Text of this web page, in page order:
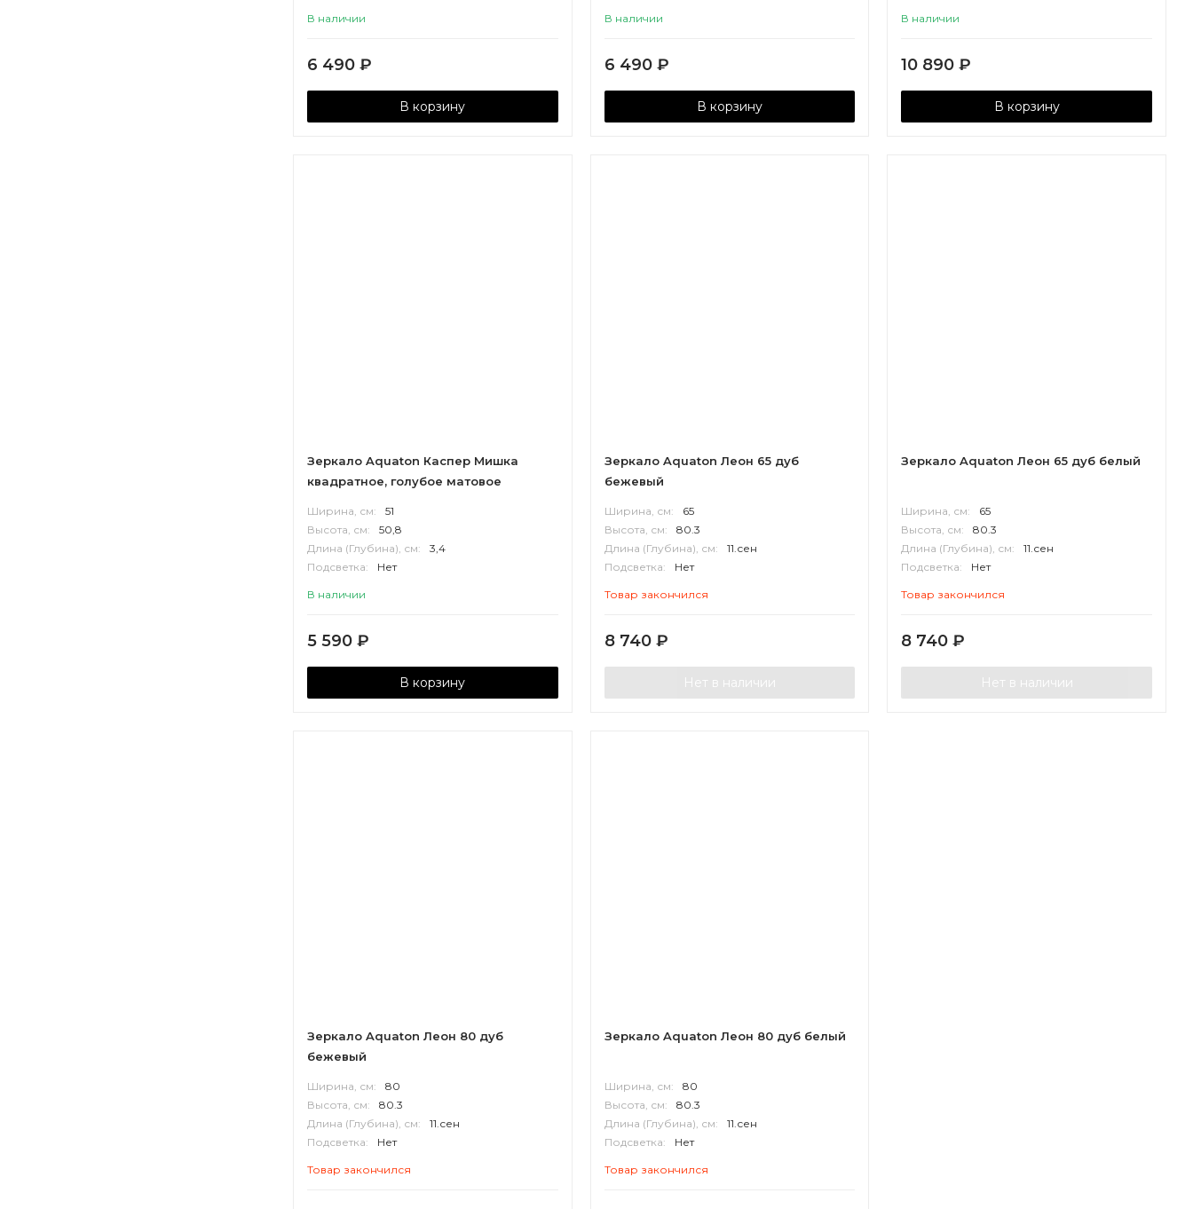
В наличии
6 490 ₽
В корзину
В наличии
6 490 ₽
В корзину
В наличии
10 890₽
В корзину
Зеркало Aquaton Каспер Мишка
квадратное, голубое матовое
Ширина, см:
51
Высота, см:
50,8
Длина (Глубина), см:
3,4
Подсветка:
Нет
В наличии
5 590 ₽
В корзину
Зеркало Aquaton Леон 65 дуб
бежевый
Ширина, см:
65
Высота, см:
80.3
Длина (Глубина), см:
11.сен
Подсветка:
Нет
Товар закончился
8 740 ₽
Нет в наличии
Зеркало Aquaton Леон 65 дуб белый
Ширина, см:
65
Высота, см:
80.3
Длина (Глубина), см:
11.сен
Подсветка:
Нет
Товар закончился
8 740₽
Нет в наличии
Зеркало Aquaton Леон 80 дуб
бежевый
Ширина, см:
80
Высота, см:
80.3
Длина (Глубина), см:
11.сен
Подсветка:
Нет
Товар закончился
Зеркало Aquaton Леон 80 дуб белый
Ширина, см:
80
Высота, см:
80.3
Длина (Глубина), см:
11.сен
Подсветка:
Нет
Товар закончился